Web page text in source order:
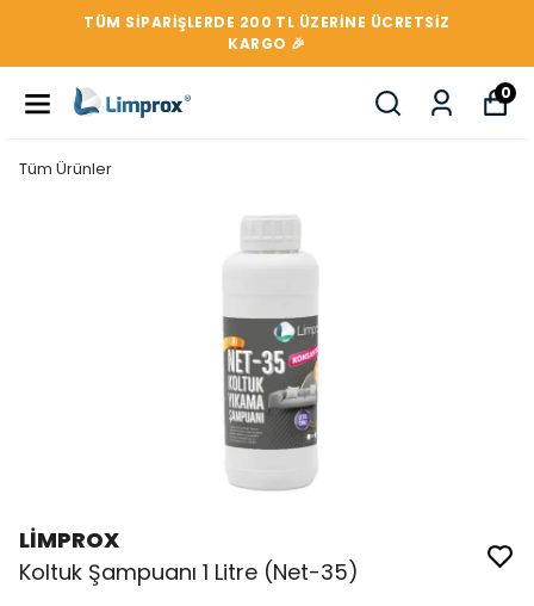
TÜM SIPARIŞLERDE 200 TL ÜZERİNE ÜCRETSİZ
KARGO 🎉
0
Tüm Ürünler
LİMPROX
Koltuk Şampuanı 1 Litre (Net-35)